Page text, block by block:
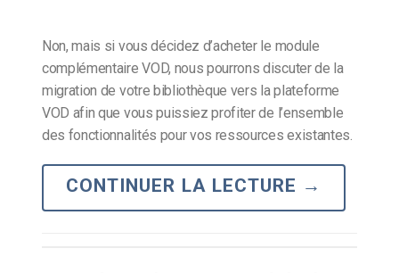
Non, mais si vous décidez d’acheter le module
complémentaire VOD, nous pourrons discuter de la
migration de votre bibliothèque vers la plateforme
VOD afin que vous puissiez profiter de l’ensemble
des fonctionnalités pour vos ressources existantes.
CONTINUER LA LECTURE →